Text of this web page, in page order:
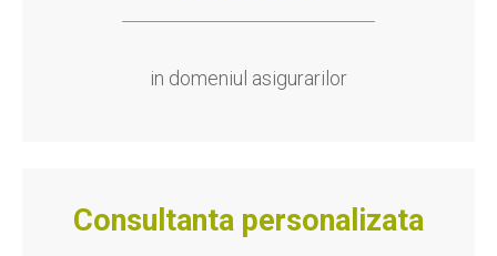
in domeniul asigurarilor
Consultanta personalizata